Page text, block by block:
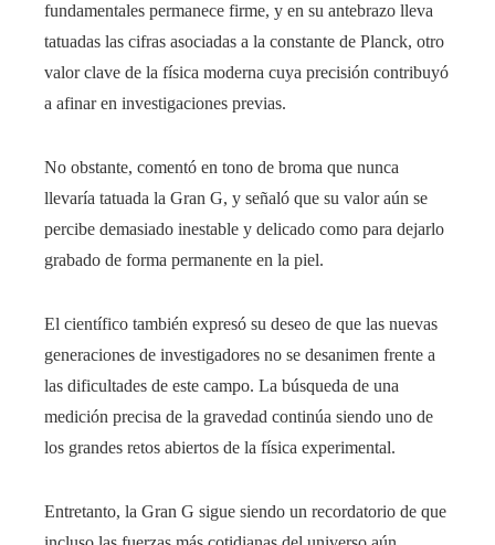
fundamentales permanece firme, y en su antebrazo lleva
tatuadas las cifras asociadas a la constante de Planck, otro
valor clave de la física moderna cuya precisión contribuyó
a afinar en investigaciones previas.
No obstante, comentó en tono de broma que nunca
llevaría tatuada la Gran G, y señaló que su valor aún se
percibe demasiado inestable y delicado como para dejarlo
grabado de forma permanente en la piel.
El científico también expresó su deseo de que las nuevas
generaciones de investigadores no se desanimen frente a
las dificultades de este campo. La búsqueda de una
medición precisa de la gravedad continúa siendo uno de
los grandes retos abiertos de la física experimental.
Entretanto, la Gran G sigue siendo un recordatorio de que